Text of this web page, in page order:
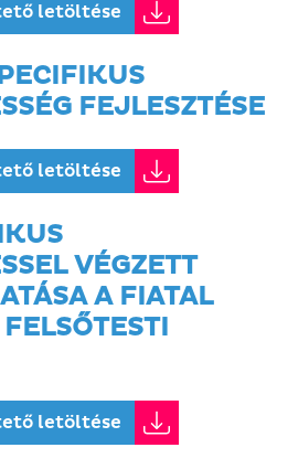
letöltése
FEJLESZTÉSE
letöltése
VÉGZETT
A FIATAL
letöltése